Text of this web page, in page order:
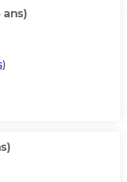
ans)
)